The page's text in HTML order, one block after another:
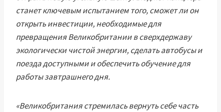
станет ключевым испытанием того, сможет ли он
открыть инвестиции, необходимые для
превращения Великобритании в сверхдержаву
экологически чистой энергии, сделать автобусы и
поезда доступными и обеспечить обучение для
работы завтрашнего дня.
«Великобритания стремилась вернуть себе часть